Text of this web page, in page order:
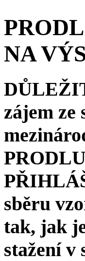
NA
zájem ze
sběru
tak, jak
stažení